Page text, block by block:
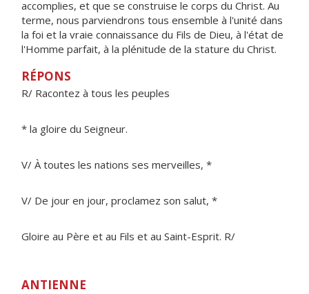
accomplies, et que se construise le corps du Christ. Au
terme, nous parviendrons tous ensemble à l'unité dans
la foi et la vraie connaissance du Fils de Dieu, à l'état de
l'Homme parfait, à la plénitude de la stature du Christ.
RÉPONS
R/ Racontez à tous les peuples
* la gloire du Seigneur.
V/ À toutes les nations ses merveilles, *
V/ De jour en jour, proclamez son salut, *
Gloire au Père et au Fils et au Saint-Esprit. R/
ANTIENNE